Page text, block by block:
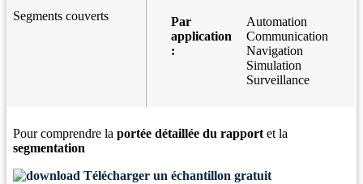
Segments couverts
Par
application
:
Automation
Communication
Navigation
Simulation
Surveillance
Pour comprendre la portée détaillée du rapport et la
segmentation
Télécharger un échantillon gratuit